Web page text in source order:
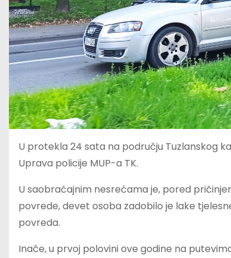
U protekla 24 sata na području Tuzlanskog
Uprava policije MUP-a TK.
U saobraćajnim nesrećama je, pored
povrede, devet osoba zadobilo je lake
povreda.
Inače, u prvoj polovini ove godine na